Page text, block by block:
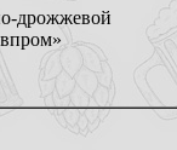
дрожжевой